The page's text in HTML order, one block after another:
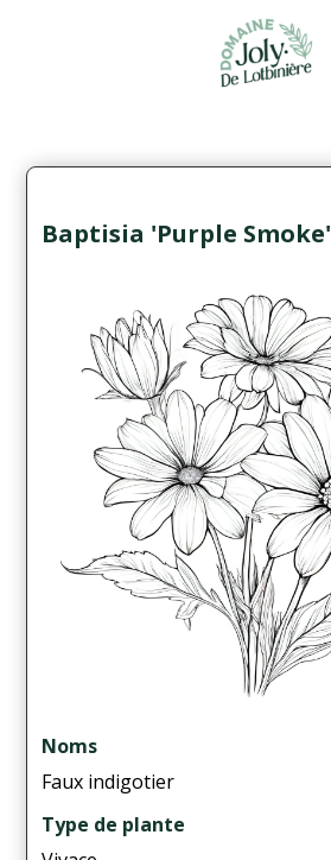
Baptisia 'Purple Smoke'
Noms
Faux indigotier
Type de plante